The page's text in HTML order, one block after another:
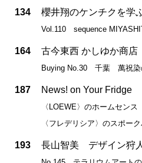
134 櫻井翔のケンチクを学
Vol.110 sequence
164 古今東西 かしゆか商店
Buying No.30 千葉 萬祝染
187 News! on Your Fridge
〈LOEWE〉のホームセンス
〈フレデリシア〉のスポー
193 長山智美 デザイン狩人